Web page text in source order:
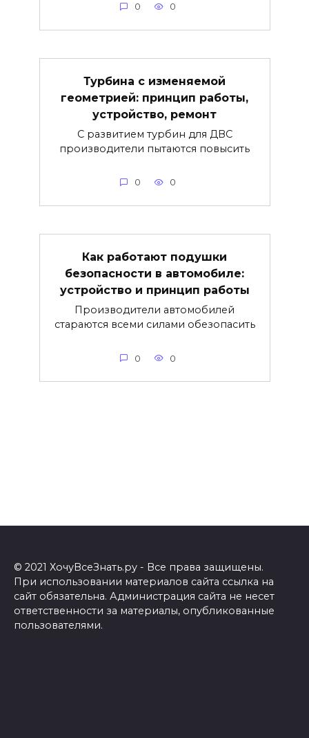
0 0
Турбина с изменяемой
геометрией: принцип работы,
устройство, ремонт
С развитием турбин для ДВС
производители пытаются повысить
0 0
Как работают подушки
безопасности в автомобиле:
устройство и принцип работы
Производители автомобилей
стараются всеми силами обезопасить
0 0
© 2021 ХочуВсеЗнать.ру - Все права защищены.
При использовании материалов сайта ссылка на
сайт обязательна. Администрация сайта не несет
ответственности за материалы, опубликованные
пользователями.